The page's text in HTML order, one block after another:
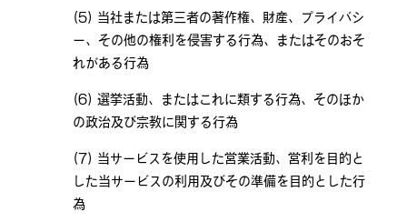
当社または第三者の著作権、財産、プライバシ
ー、その他の権利を侵害する行為、またはそのおそ
れがある行為
選挙活動、またはこれに類する行為、そのほか
の政治及び宗教に関する行為
当サービスを使用した営業活動、営利を目的と
した当サービスの利用及びその準備を目的とした行
為